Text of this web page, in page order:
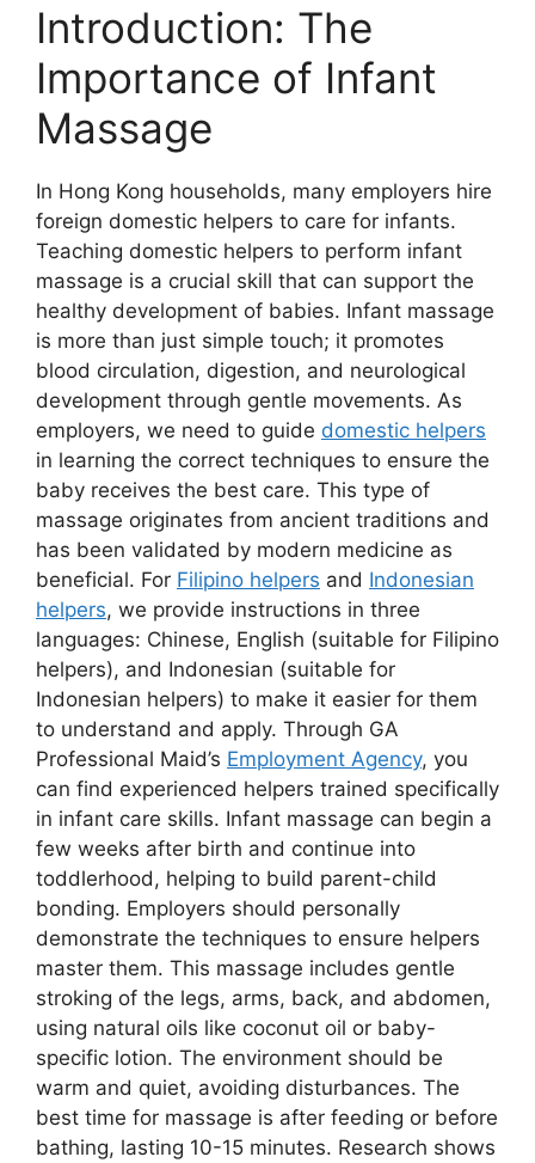
Introduction: The
Importance of Infant
Massage
In Hong Kong households, many employers hire
foreign domestic helpers to care for infants.
Teaching domestic helpers to perform infant
massage is a crucial skill that can support the
healthy development of babies. Infant massage
is more than just simple touch; it promotes
blood circulation, digestion, and neurological
development through gentle movements. As
employers, we need to guide domestic helpers
in learning the correct techniques to ensure the
baby receives the best care. This type of
massage originates from ancient traditions and
has been validated by modern medicine as
beneficial. For Filipino helpers and Indonesian
helpers, we provide instructions in three
languages: Chinese, English (suitable for Filipino
helpers), and Indonesian (suitable for
Indonesian helpers) to make it easier for them
to understand and apply. Through GA
Professional Maid’s Employment Agency, you
can find experienced helpers trained specifically
in infant care skills. Infant massage can begin a
few weeks after birth and continue into
toddlerhood, helping to build parent-child
bonding. Employers should personally
demonstrate the techniques to ensure helpers
master them. This massage includes gentle
stroking of the legs, arms, back, and abdomen,
using natural oils like coconut oil or baby-
specific lotion. The environment should be
warm and quiet, avoiding disturbances. The
best time for massage is after feeding or before
bathing, lasting 10-15 minutes. Research shows